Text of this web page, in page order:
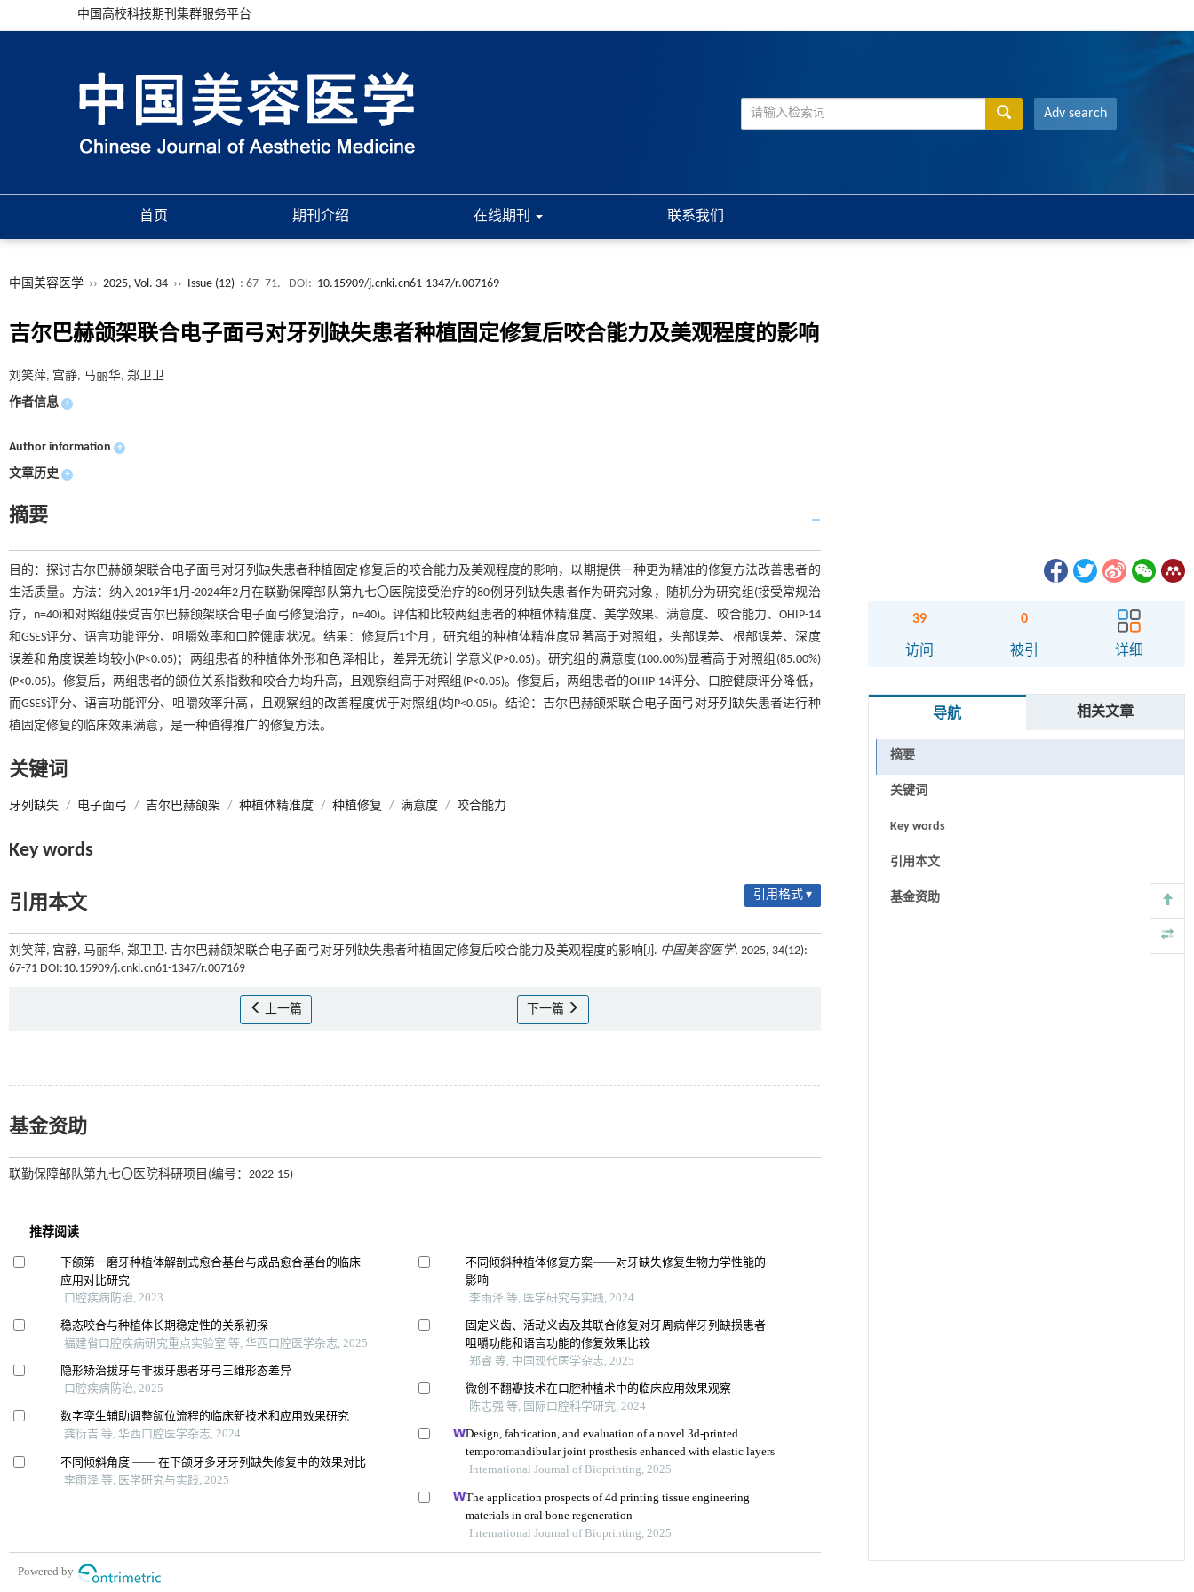
中国高校科技期刊集群服务平台
Adv search
首页 期刊介绍 在线期刊 联系我们
中国美容医学 ›› 2025, Vol. 34 ›› Issue (12) : 67 -71. DOI: 10.15909/j.cnki.cn61-1347/r.007169
吉尔巴赫颌架联合电子面弓对牙列缺失患者种植固定修复后咬合能力及美观程度的影响
刘笑萍, 宫静, 马丽华, 郑卫卫
作者信息 +
Author information +
文章历史 +
摘要
目的：探讨吉尔巴赫颌架联合电子面弓对牙列缺失患者种植固定修复后的咬合能力及美观程度的影响，以期提供一种更为精准的修复方法改善患者的
生活质量。方法：纳入2019年1月-2024年2月在联勤保障部队第九七〇医院接受治疗的80例牙列缺失患者作为研究对象，随机分为研究组(接受常规治
疗，n=40)和对照组(接受吉尔巴赫颌架联合电子面弓修复治疗，n=40)。评估和比较两组患者的种植体精准度、美学效果、满意度、咬合能力、OHIP-14
和GSES评分、语言功能评分、咀嚼效率和口腔健康状况。结果：修复后1个月，研究组的种植体精准度显著高于对照组，头部误差、根部误差、深度
误差和角度误差均较小(P<0.05)；两组患者的种植体外形和色泽相比，差异无统计学意义(P>0.05)。研究组的满意度(100.00%)显著高于对照组(85.00%)
(P<0.05)。修复后，两组患者的颌位关系指数和咬合力均升高，且观察组高于对照组(P<0.05)。修复后，两组患者的OHIP-14评分、口腔健康评分降低，
而GSES评分、语言功能评分、咀嚼效率升高，且观察组的改善程度优于对照组(均P<0.05)。结论：吉尔巴赫颌架联合电子面弓对牙列缺失患者进行种
植固定修复的临床效果满意，是一种值得推广的修复方法。
关键词
牙列缺失 / 电子面弓 / 吉尔巴赫颌架 / 种植体精准度 / 种植修复 / 满意度 / 咬合能力
Key words
引用本文 引用格式 ▾
刘笑萍, 宫静, 马丽华, 郑卫卫. 吉尔巴赫颌架联合电子面弓对牙列缺失患者种植固定修复后咬合能力及美观程度的影响[J]. 中国美容医学, 2025, 34(12):
67-71 DOI:10.15909/j.cnki.cn61-1347/r.007169
上一篇 下一篇
基金资助
联勤保障部队第九七〇医院科研项目(编号：2022-15)
39
访问
0
被引 详细
导航 相关文章
摘要
关键词
Key words
引用本文
基金资助